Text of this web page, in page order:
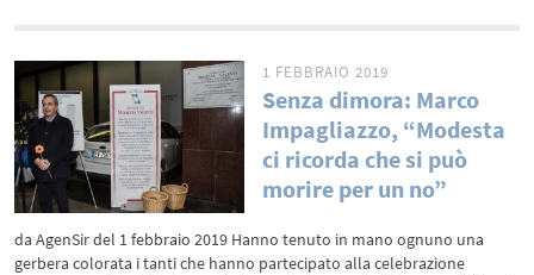
1 FEBBRAIO 2019
Senza dimora: Marco
Impagliazzo, “Modesta
ci ricorda che si può
morire per un no”
da AgenSir del 1 febbraio 2019 Hanno tenuto in mano ognuno una
gerbera colorata i tanti che hanno partecipato alla celebrazione